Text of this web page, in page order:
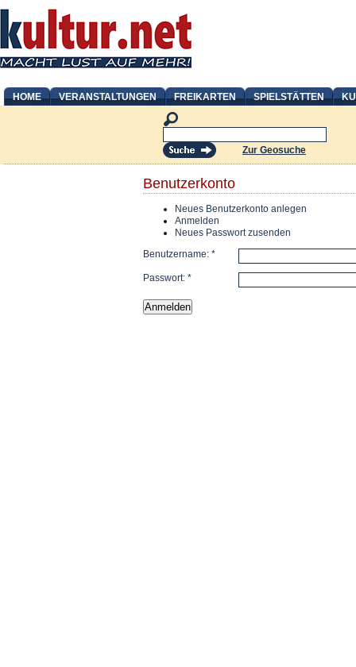
HOME VERANSTALTUNGEN FREIKARTEN SPIELSTÄTTEN
Zur Geosuche
Benutzerkonto
Neues Benutzerkonto anlegen
Anmelden
Neues Passwort zusenden
Benutzername: *
Passwort: *